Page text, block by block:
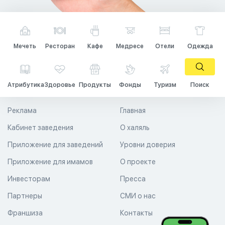
Мечеть Ресторан Кафе Медресе Отели Одежда
АтрибутикаЗдоровье Продукты Фонды Туризм Поиск
Главная
О халяль
Уровни доверия
Реклама
Кабинет заведения
Приложение для заведений
Приложение для имамов О проекте
Пресса
СМИ о нас
Контакты
Инвесторам
Партнеры
Франшиза